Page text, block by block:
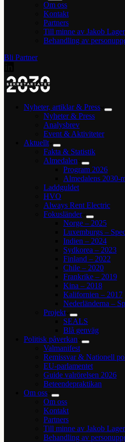
Om oss
Kontakt
Partners
Till minne av Jakob
Behandling av
Bli Partner
Nyheter, artiklar & Press
Nyheter & Press
Analysbrev
Event & Aktiviteter
Aktuellt
Fakta & Statistik
Almedalen
Program 2026
Almedalens 2030-
Laddguldet
HVO
Always Rent Electric
Fokusländer
Norge – 2025
Luxemburgs –
Indien – 2024
Sydkorea – 2023
Finland – 2022
Chile – 2020
Frankrike – 2019
Kina – 2018
Kalifornien – 2017
Nederländerna –
Projekt
SEALS
Blå genväg
Politisk påverkan
Valmanifest
Remissvar & Nationell
EU-parlamentet
Guide valrörelsen 2026
Beteendepraktikan
Om oss
Om oss
Kontakt
Partners
Till minne av Jakob
Behandling av